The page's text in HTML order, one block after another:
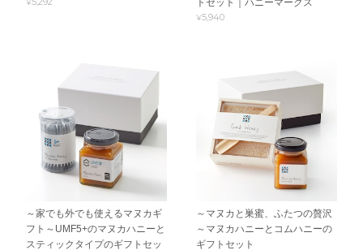
¥5,940
～家でも外でも使えるマヌカギ
フト～UMF5+のマヌカハニーと
スティックタイプのギフトセッ
～マヌカと巣蜜、ふたつの贅沢
～マヌカハニーとコムハニーの
ギフトセット